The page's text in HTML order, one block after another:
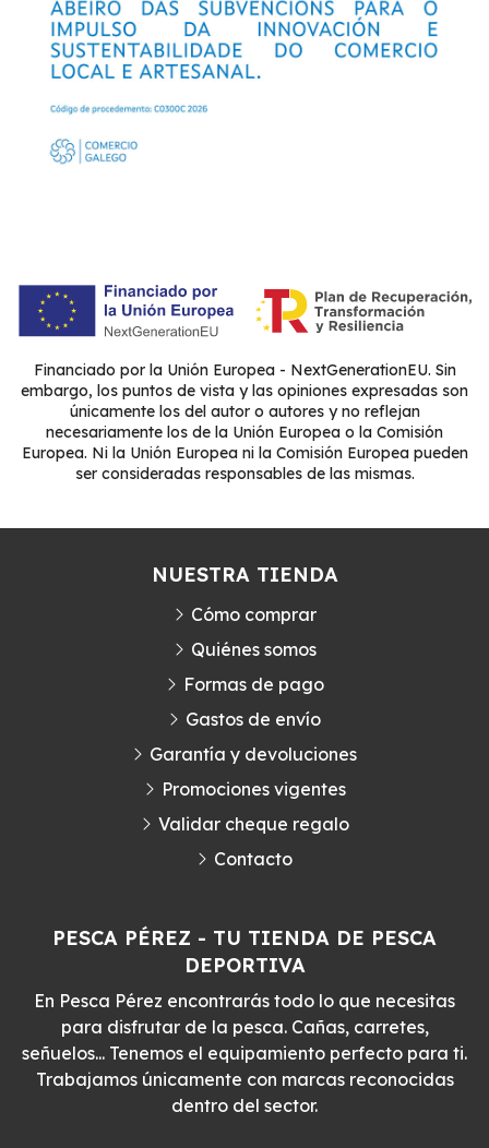
Financiado por la Unión Europea - NextGenerationEU. Sin
embargo, los puntos de vista y las opiniones expresadas son
únicamente los del autor o autores y no reflejan
necesariamente los de la Unión Europea o la Comisión
Europea. Ni la Unión Europea ni la Comisión Europea pueden
ser consideradas responsables de las mismas.
PESCA PÉREZ - TU TIENDA DE PESCA
DEPORTIVA
En Pesca Pérez encontrarás todo lo que necesitas
para disfrutar de la pesca. Cañas, carretes,
señuelos... Tenemos el equipamiento perfecto para ti.
Trabajamos únicamente con marcas reconocidas
dentro del sector.
NUESTRA TIENDA
Cómo comprar
Quiénes somos
Formas de pago
Gastos de envío
Garantía y devoluciones
Promociones vigentes
Validar cheque regalo
Contacto